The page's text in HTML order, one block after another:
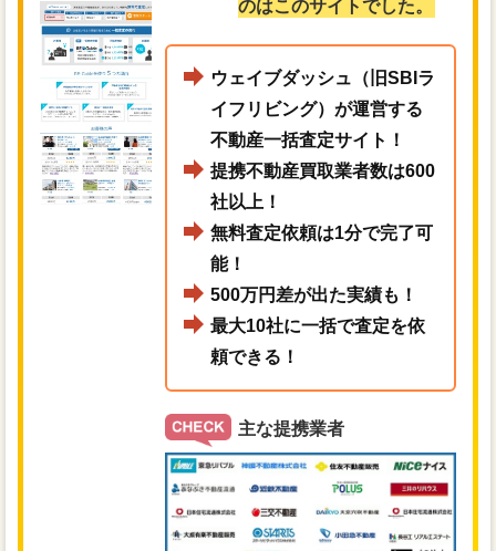
のはこのサイトでした。
ウェイブダッシュ（旧SBIラ
イフリビング）が運営する
不動産一括査定サイト！
提携不動産買取業者数は600
社以上！
無料査定依頼は1分で完了可
能！
500万円差が出た実績も！
最大10社に一括で査定を依
頼できる！
主な提携業者